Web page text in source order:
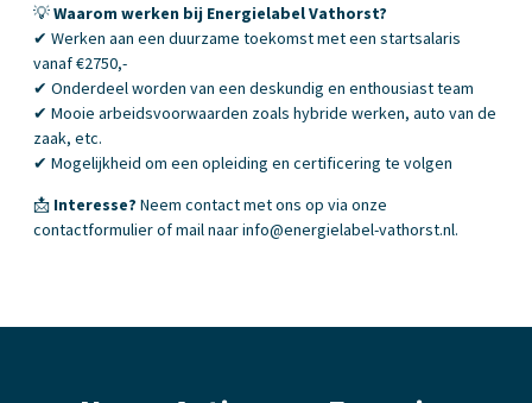
💡Waarom werken bij Energielabel Vathorst?
✔ Werken aan een duurzame toekomst met een startsalaris
vanaf €2750,-
✔ Onderdeel worden van een deskundig en enthousiast team
✔ Mooie arbeidsvoorwaarden zoals hybride werken, auto van de
zaak, etc.
✔ Mogelijkheid om een opleiding en certificering te volgen
📩 Interesse? Neem contact met ons op via onze
contactformulier of mail naarinfo@energielabel-vathorst.nl.